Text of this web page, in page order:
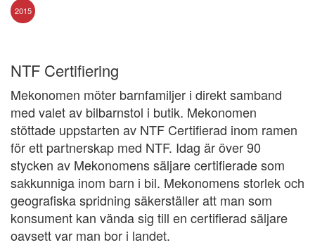
2015
NTF Certifiering
Mekonomen möter barnfamiljer i direkt samband
med valet av bilbarnstol i butik. Mekonomen
stöttade uppstarten av NTF Certifierad inom ramen
för ett partnerskap med NTF. Idag är över 90
stycken av Mekonomens säljare certifierade som
sakkunniga inom barn i bil. Mekonomens storlek och
geografiska spridning säkerställer att man som
konsument kan vända sig till en certifierad säljare
oavsett var man bor i landet.